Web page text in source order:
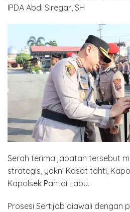
IPDA Abdi Siregar, SH
Serah terima jabatan tersebut
strategis, yakni Kasat tahti,
Kapolsek Pantai Labu.
Prosesi Sertijab diawali dengan